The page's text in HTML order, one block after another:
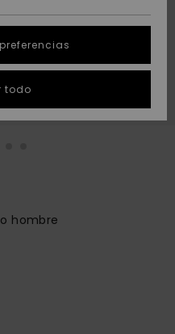
a
a
hombre
todo